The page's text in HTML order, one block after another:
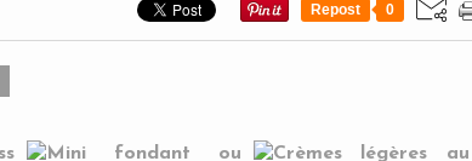
Repost 0